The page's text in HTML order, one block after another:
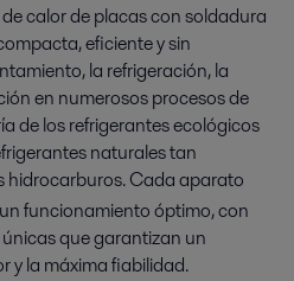
calor de placas con soldadura
eficiente y sin
la refrigeración, la
en numerosos procesos de
de los refrigerantes ecológicos
naturales tan
hidrocarburos. Cada aparato
funcionamiento óptimo, con
que garantizan un
y la máxima fiabilidad.